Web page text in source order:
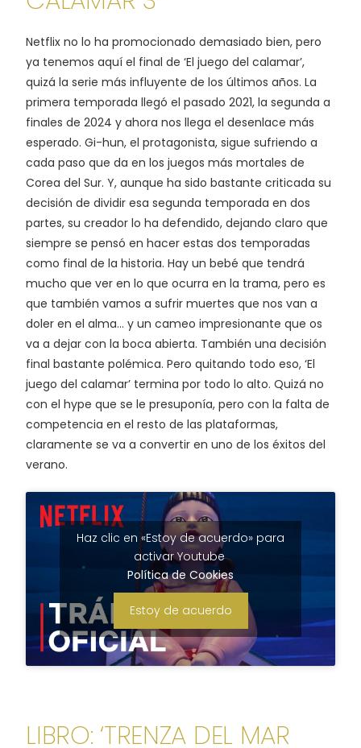
Netflix no lo ha promocionado demasiado bien, pero
ya tenemos aquí el final de ‘El juego del calamar’,
quizá la serie más influyente de los últimos años. La
primera temporada llegó el pasado 2021, la segunda a
finales de 2024 y ahora nos llega el desenlace más
esperado. Gi-hun, el protagonista, sigue sufriendo a
cada paso que da en los juegos más mortales de
Corea del Sur. Y, aunque ha sido bastante criticada su
decisión de dividir esa segunda temporada en dos
partes, su creador lo ha defendido, dejando claro que
siempre se pensó en hacer estas dos temporadas
como final de la historia. Hay un bebé que tendrá
mucho que ver en lo que ocurra en la trama, pero es
que también vamos a sufrir muertes que nos van a
doler en el alma… y un cameo impresionante que os
va a dejar con la boca abierta. También una decisión
final bastante polémica. Pero quitando todo eso, ‘El
juego del calamar’ termina por todo lo alto. Quizá no
con el hype que se le presuponía, pero con la falta de
competencia en el resto de las plataformas,
claramente se va a convertir en uno de los éxitos del
verano.
Haz clic en «Estoy de acuerdo» para
activar Youtube
Política de Cookies
Estoy de acuerdo
LIBRO: ‘TRENZA DEL MAR